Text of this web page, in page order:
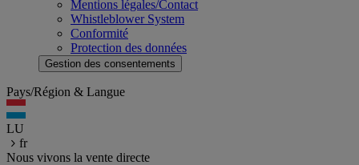
Mentions légales/Contact
Whistleblower System
Conformité
Protection des données
Gestion des consentements
Pays/Région & Langue
LU
fr
Nous vivons la vente directe